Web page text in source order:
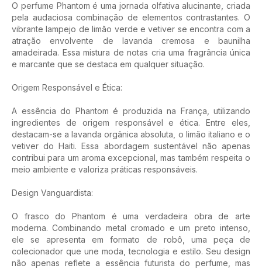
O perfume Phantom é uma jornada olfativa alucinante, criada
pela audaciosa combinação de elementos contrastantes. O
vibrante lampejo de limão verde e vetiver se encontra com a
atração envolvente de lavanda cremosa e baunilha
amadeirada. Essa mistura de notas cria uma fragrância única
e marcante que se destaca em qualquer situação.
Origem Responsável e Ética:
A essência do Phantom é produzida na França, utilizando
ingredientes de origem responsável e ética. Entre eles,
destacam-se a lavanda orgânica absoluta, o limão italiano e o
vetiver do Haiti. Essa abordagem sustentável não apenas
contribui para um aroma excepcional, mas também respeita o
meio ambiente e valoriza práticas responsáveis.
Design Vanguardista:
O frasco do Phantom é uma verdadeira obra de arte
moderna. Combinando metal cromado e um preto intenso,
ele se apresenta em formato de robô, uma peça de
colecionador que une moda, tecnologia e estilo. Seu design
não apenas reflete a essência futurista do perfume, mas